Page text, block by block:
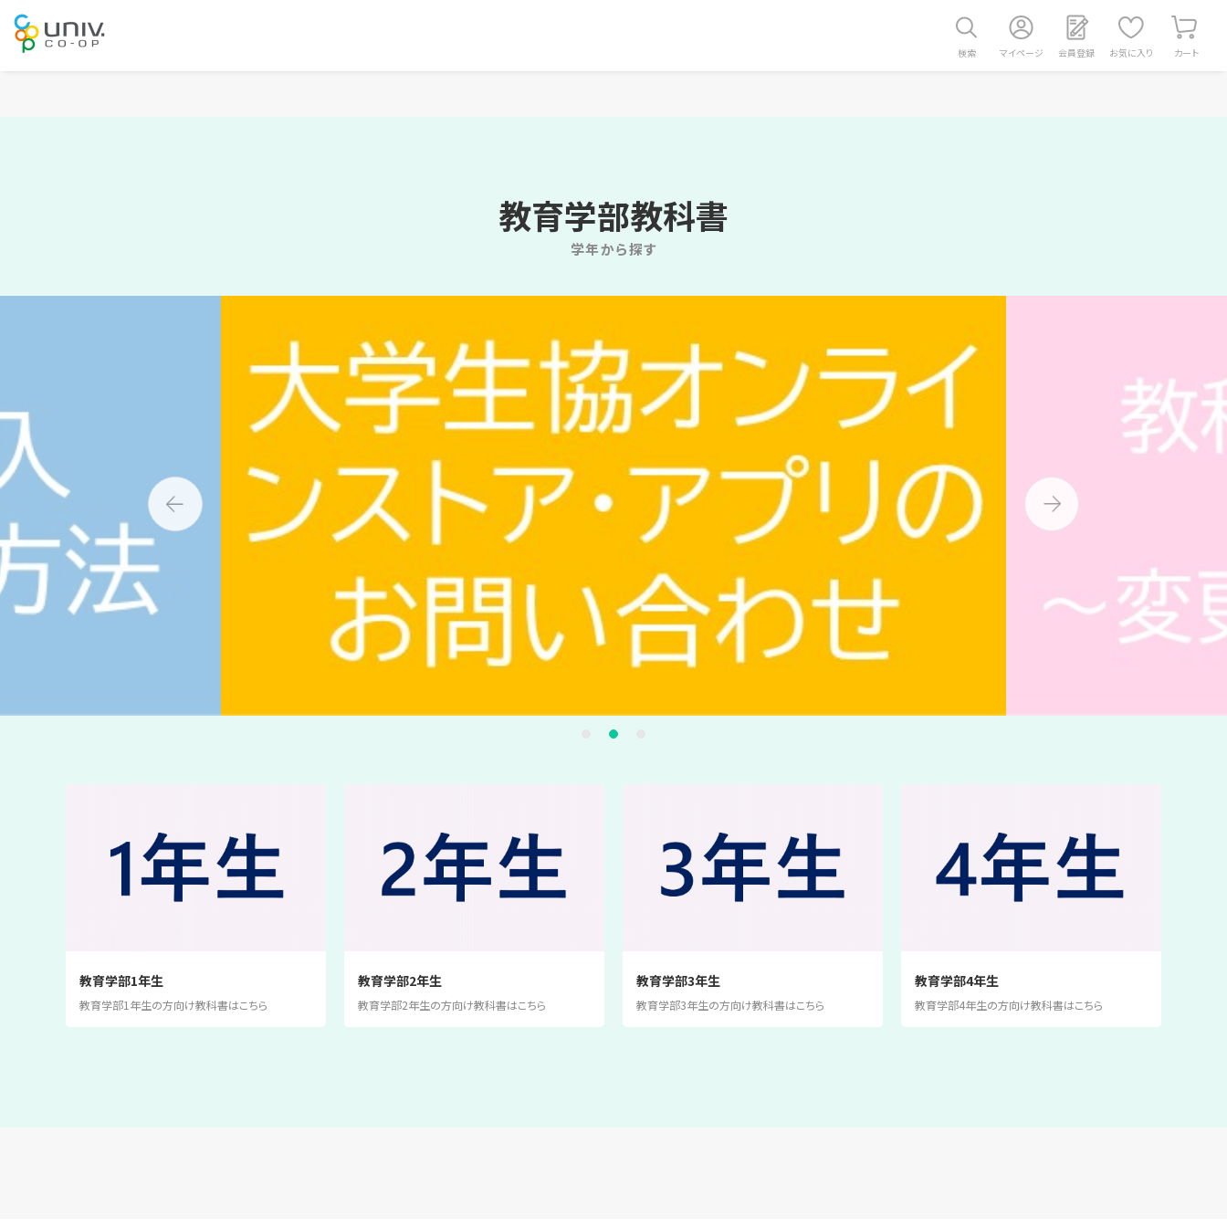
検索 マイページ 会員登録 お気に入り カート
教育学部教科書
学年から探す
教育学部1年生
教育学部1年生の方向け教科書はこちら
教育学部2年生
教育学部2年生の方向け教科書はこちら
教育学部3年生
教育学部3年生の方向け教科書はこちら
教育学部4年生
教育学部4年生の方向け教科書はこちら